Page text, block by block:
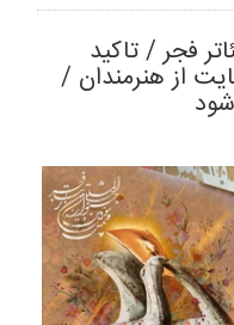
فجر / تاکید
از هنرمندان /